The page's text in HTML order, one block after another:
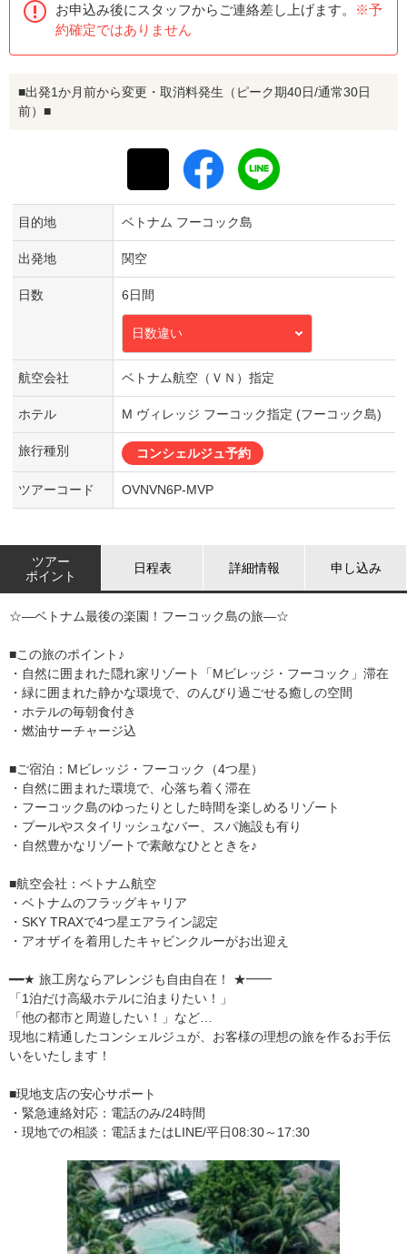
お申込み後にスタッフからご連絡差し上げます。
※予
約確定ではありません
■出発1か月前から変更・取消料発生（ピーク期40日/通常30日
前）■
目的地 ベトナム フーコック島
出発地 関空
日数 6日間
日数違い
航空会社 ベトナム航空（ＶＮ）指定
ホテル M ヴィレッジ フーコック指定 (フーコック島)
旅行種別 コンシェルジュ予約
ツアーコード OVNVN6P-MVP
ツアー
ポイント
日程表 詳細情報 申し込み
☆―ベトナム最後の楽園！フーコック島の旅―☆
■この旅のポイント♪
・自然に囲まれた隠れ家リゾート「Mビレッジ・フーコック」滞在
・緑に囲まれた静かな環境で、のんびり過ごせる癒しの空間
・ホテルの毎朝食付き
・燃油サーチャージ込
■ご宿泊：Mビレッジ・フーコック（4つ星）
・自然に囲まれた環境で、心落ち着く滞在
・フーコック島のゆったりとした時間を楽しめるリゾート
・プールやスタイリッシュなバー、スパ施設も有り
・自然豊かなリゾートで素敵なひとときを♪
■航空会社：ベトナム航空
・ベトナムのフラッグキャリア
・SKY TRAXで4つ星エアライン認定
・アオザイを着用したキャビンクルーがお出迎え
━━★ 旅工房ならアレンジも自由自在！ ★━━
「1泊だけ高級ホテルに泊まりたい！」
「他の都市と周遊したい！」など…
現地に精通したコンシェルジュが、お客様の理想の旅を作るお手伝
いをいたします！
■現地支店の安心サポート
・緊急連絡対応：電話のみ/24時間
・現地での相談：電話またはLINE/平日08:30～17:30